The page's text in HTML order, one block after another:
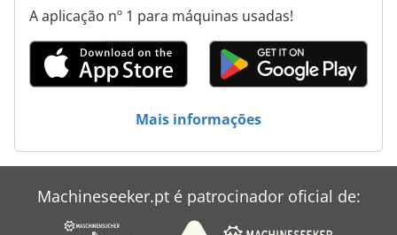
A aplicação nº 1 para máquinas usadas!
Mais informações
Machineseeker.pt é patrocinador oficial de: